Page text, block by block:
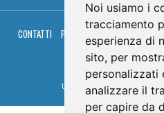
Noi usiamo i
tracciamento
esperienza di
sito, per
personalizzati
analizzare il
per capire da
CONTATTI PRIVACY COOKIES
RGM
© TRG Media
Umbria Televisioni s.r.l. -